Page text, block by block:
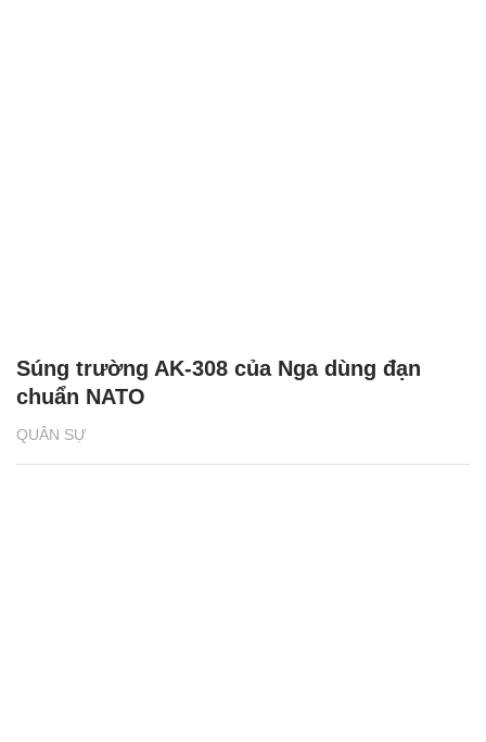
QUÂN SỰ
Súng trường AK-308 của Nga dùng đạn
chuẩn NATO